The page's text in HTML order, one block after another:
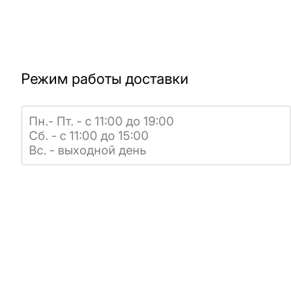
Режим работы доставки
Пн.- Пт. - с 11:00 до 19:00
Сб. - с 11:00 до 15:00
Вс. - выходной день